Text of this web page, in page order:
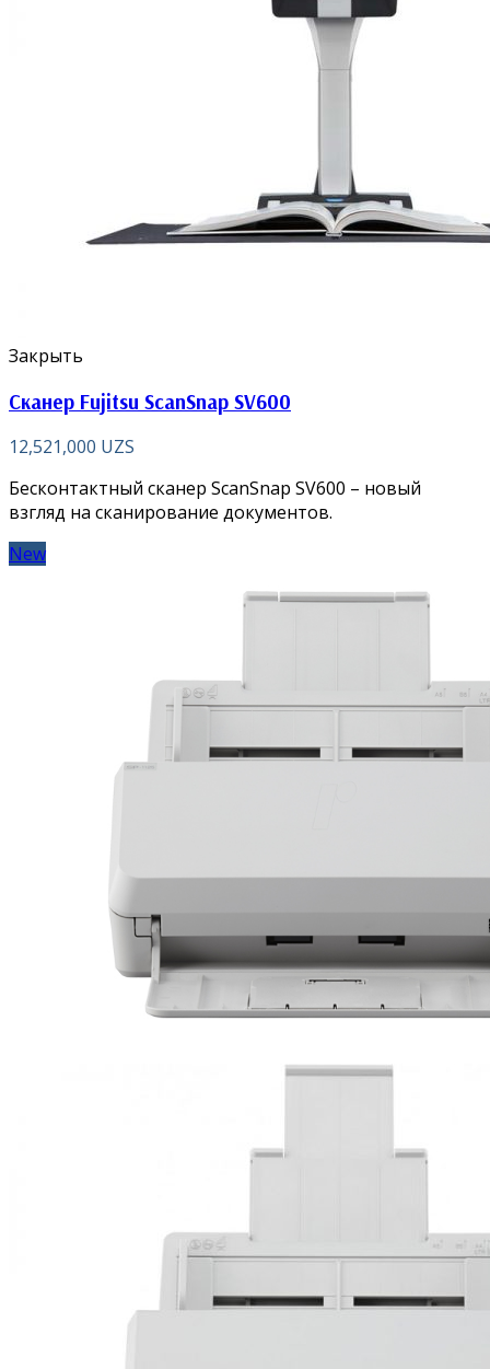
Закрыть
Сканер Fujitsu ScanSnap SV600
12,521,000 UZS
Бесконтактный сканер ScanSnap SV600 – новый
взгляд на сканирование документов.
New